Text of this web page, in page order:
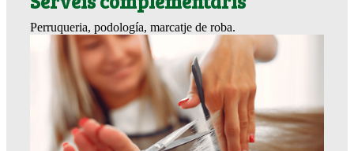
Perruqueria, podología, marcatje de roba.